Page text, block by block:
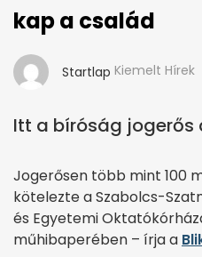
kap a család
Startlap Kiemelt Hírek
Itt a bíróság jogerős
Jogerősen több mint 100
kötelezte a Szabolcs-
és Egyetemi
műhibaperében – írja a